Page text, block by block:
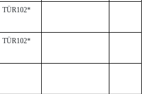
TÜR102*
TÜR102*